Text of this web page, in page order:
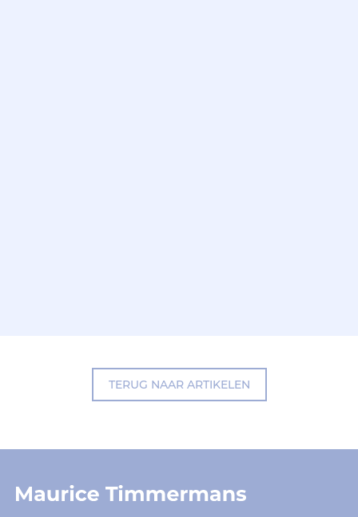
TERUG NAAR ARTIKELEN